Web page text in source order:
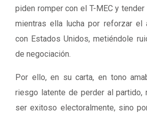
piden romper con el T-MEC y
mientras ella lucha por reforzar el
con Estados Unidos, metiéndole
de negociación.
Por ello, en su carta, en tono
riesgo latente de perder al partido,
ser exitoso electoralmente, sino